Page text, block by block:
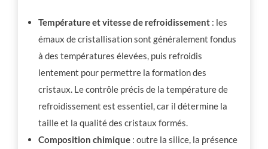
Température et vitesse de refroidissement : les
émaux de cristallisation sont généralement fondus
à des températures élevées, puis refroidis
lentement pour permettre la formation des
cristaux. Le contrôle précis de la température de
refroidissement est essentiel, car il détermine la
taille et la qualité des cristaux formés.
Composition chimique : outre la silice, la présence